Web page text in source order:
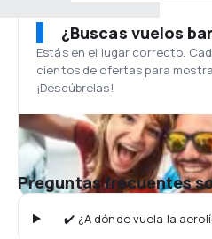
¿Buscas vuelos
Estás en el lugar correcto.
cientos de ofertas para
¡Descúbrelas!
Preguntas frecuentes
✔️ ¿A dónde vuela la